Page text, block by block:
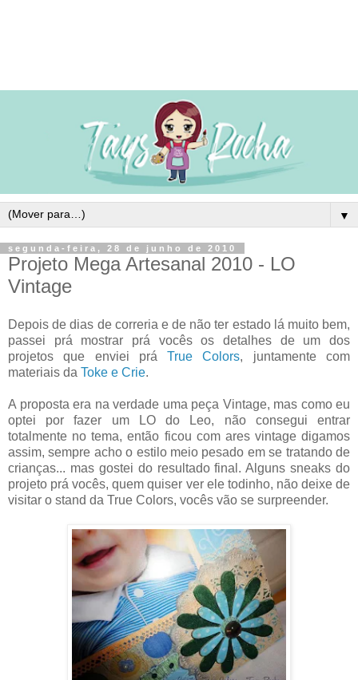
▼
segunda-feira, 28 de junho de 2010
Projeto Mega Artesanal 2010 - LO
Vintage
Depois de dias de correria e de não ter estado lá muito bem,
passei prá mostrar prá vocês os detalhes de um dos
projetos que enviei práTrue Colors, juntamente com
materiais da Toke e Crie.
A proposta era na verdade uma peça Vintage, mas como eu
optei por fazer um LO do Leo, não consegui entrar
totalmente no tema, então ficou com ares vintage digamos
assim, sempre acho o estilo meio pesado em se tratando de
crianças... mas gostei do resultado final. Alguns sneaks do
projeto prá vocês, quem quiser ver ele todinho, não deixe de
visitar o stand da True Colors, vocês vão se surpreender.